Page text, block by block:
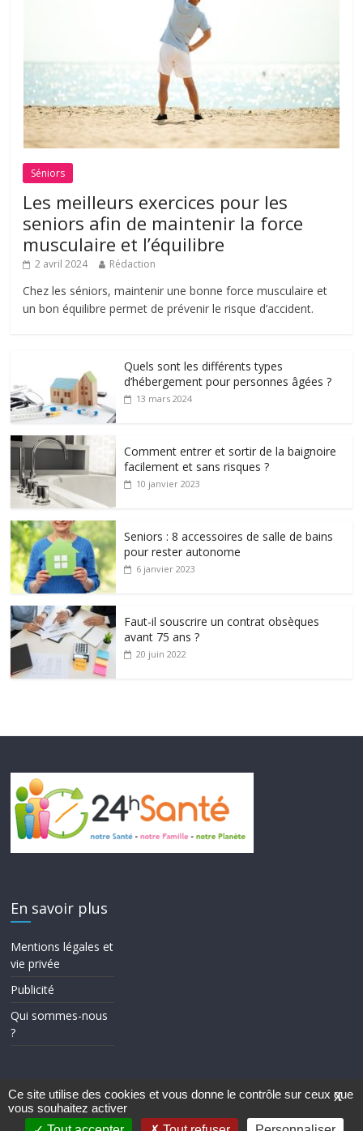
Séniors
Les meilleurs exercices pour les
seniors afin de maintenir la force
musculaire et l’équilibre
2 avril 2024 Rédaction
Chez les séniors, maintenir une bonne force musculaire et
un bon équilibre permet de prévenir le risque d’accident.
Quels sont les différents types
d’hébergement pour personnes âgées ?
13 mars 2024
Comment entrer et sortir de la baignoire
facilement et sans risques ?
10 janvier 2023
Seniors : 8 accessoires de salle de bains
pour rester autonome
6 janvier 2023
Faut-il souscrire un contrat obsèques
avant 75 ans ?
20 juin 2022
En savoir plus
Mentions légales et
vie privée
Publicité
Qui sommes-nous
?
Copyright © 2026
Theme ColorMag par
ThemeGrill.. Propulsé parWordPress.
X
Ce site utilise des cookies et vous donne le contrôle sur ceux que
vous souhaitez activer